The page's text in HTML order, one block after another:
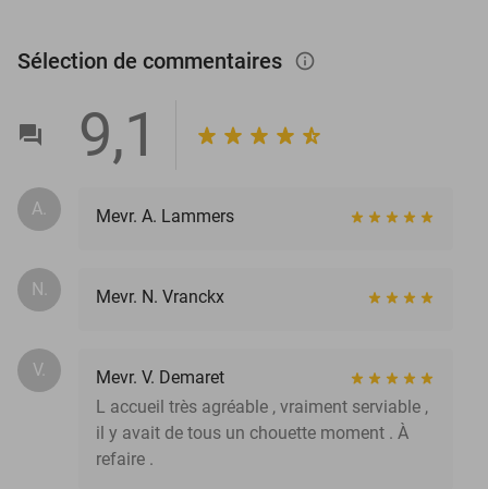
Sélection de commentaires info_outlined
9,1
A. Mevr. A. Lammers
N. Mevr. N. Vranckx
V.
Mevr. V. Demaret
L accueil très agréable , vraiment serviable ,
il y avait de tous un chouette moment . À
refaire .